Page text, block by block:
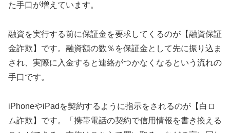
た手口が増えています。
融資を実行する前に保証金を要求してくるのが【融資保証
金詐欺】です。融資額の数％を保証金として先に振り込ま
され、実際に入金すると連絡がつかなくなるという流れの
手口です。
iPhoneやiPadを契約するように指示をされるのが【白ロ
ム詐欺】です。「携帯電話の契約で信用情報を書き換える